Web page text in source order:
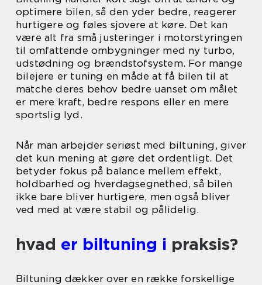
optimere bilen, så den yder bedre, reagerer
hurtigere og føles sjovere at køre. Det kan
være alt fra små justeringer i motorstyringen
til omfattende ombygninger med ny turbo,
udstødning og brændstofsystem. For mange
bilejere er tuning en måde at få bilen til at
matche deres behov bedre uanset om målet
er mere kraft, bedre respons eller en mere
sportslig lyd.
Når man arbejder seriøst med biltuning, giver
det kun mening at gøre det ordentligt. Det
betyder fokus på balance mellem effekt,
holdbarhed og hverdagsegnethed, så bilen
ikke bare bliver hurtigere, men også bliver
ved med at være stabil og pålidelig.
hvad er biltuning i praksis?
Biltuning dækker over en række forskellige